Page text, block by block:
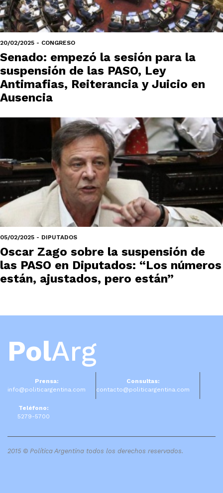
20/02/2025 - CONGRESO
Senado: empezó la sesión para la
suspensión de las PASO, Ley
Antimafias, Reiterancia y Juicio en
Ausencia
05/02/2025 - DIPUTADOS
Oscar Zago sobre la suspensión de
las PASO en Diputados: “Los números
están, ajustados, pero están”
PolArg
Prensa:
info@politicargentina.com
Consultas:
contacto@politicargentina.com
Teléfono:
5279-5700
2015 © Política Argentina todos los derechos reservados.